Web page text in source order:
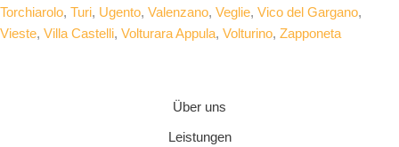
Torchiarolo, Turi, Ugento, Valenzano, Veglie, Vico del Gargano,
Vieste, Villa Castelli, Volturara Appula, Volturino, Zapponeta
Über uns
Leistungen